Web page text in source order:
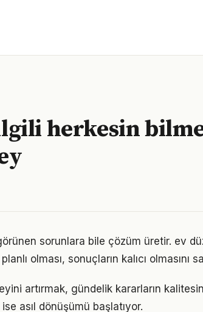
herkesin
sorunlara bile çözüm üretir. ev
olması, sonuçların kalıcı olmasını
artırmak, gündelik kararların
asıl dönüşümü başlatıyor.